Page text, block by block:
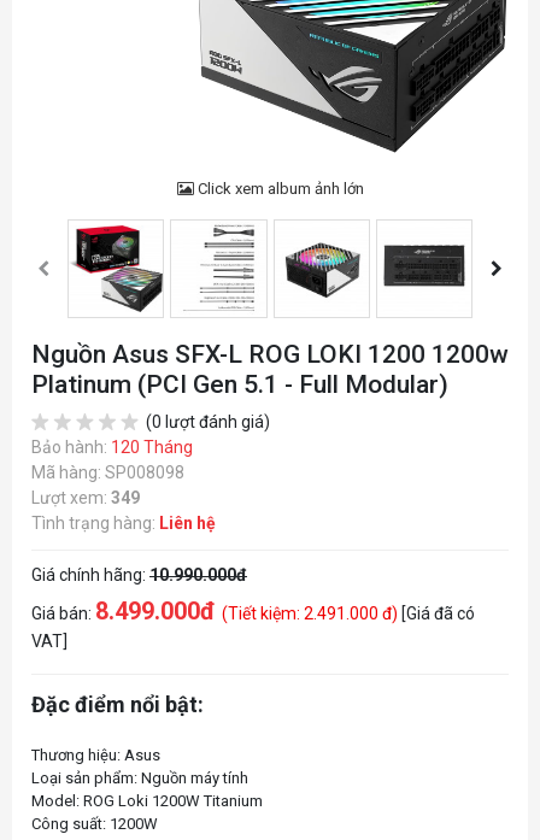
Click xem album ảnh lớn
Nguồn Asus SFX-L ROG LOKI 1200 1200w
Platinum (PCI Gen 5.1 - Full Modular)
(0 lượt đánh giá)
Bảo hành: 120 Tháng
Mã hàng: SP008098
Lượt xem: 349
Tình trạng hàng: Liên hệ
Giá chính hãng: 10.990.000đ
Giá bán: 8.499.000đ (Tiết kiệm: 2.491.000 đ) [Giá đã có
VAT]
Đặc điểm nổi bật:
Thương hiệu: Asus
Loại sản phẩm: Nguồn máy tính
Model: ROG Loki 1200W Titanium
Công suất: 1200W